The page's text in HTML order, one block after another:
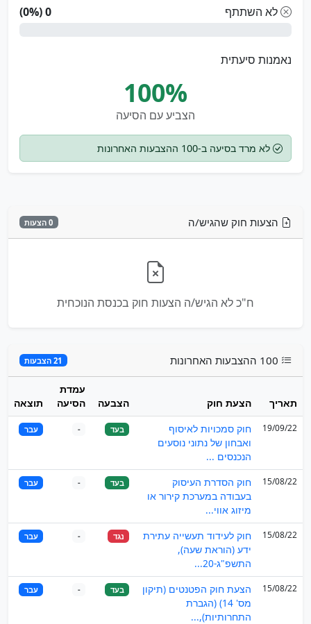
לא השתתף 0 (0%)
נאמנות סיעתית
100%
הצביע עם הסיעה
לא מרד בסיעה ב-100 ההצבעות האחרונות
הצעות חוק שהגיש/ה 0 הצעות
ח"כ לא הגיש/ה הצעות חוק בכנסת הנוכחית
21 הצבעות
תאריך הצעת חוק הצבעה
עמדת
הסיעה
תוצאה
19/09/22
חוק סמכויות לאיסוף
ואבחון של נתוני נוסעים
הנכנסים ...
בעד - עבר
15/08/22
חוק הסדרת העיסוק
בעבודה במערכת קירור או
מיזוג אווי...
בעד - עבר
15/08/22
חוק לעידוד תעשייה עתירת
ידע (הוראת שעה),
התשפ"ג-20...
נגד - עבר
15/08/22
הצעת חוק הפטנטים (תיקון
מס' 14) (הגברת
התחרותיות),...
בעד - עבר